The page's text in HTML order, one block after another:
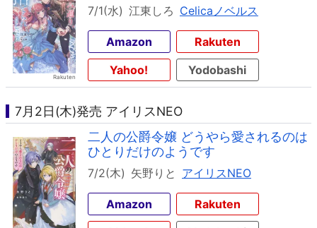
7/1(水) 江東しろ Celicaノベルス
Amazon
Rakuten
Yahoo!
Yodobashi
7月2日(木)発売 アイリスNEO
二人の公爵令嬢 どうやら愛されるのは
ひとりだけのようです
7/2(木) 矢野りと アイリスNEO
Amazon
Rakuten